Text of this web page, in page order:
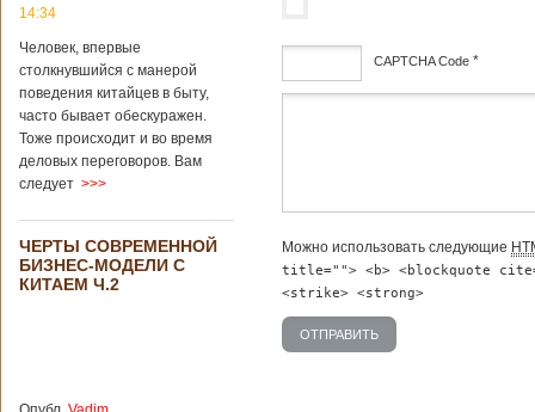
бирюзу, составляет
квадратных
километров.
Сообщается, что
рудник состоит из
функциональных
Подробнее...
Опубликовано
для туристов
вещи в Китае
Традиции и
образ жизни
жителей Китая
14:34
Человек, впервые
столкнувшийся с манерой
поведения китайцев в быту,
часто бывает обескуражен.
Тоже происходит и во время
деловых переговоров. Вам
следует >>>
ЧЕРТЫ СОВРЕМЕННОЙ
БИЗНЕС-МОДЕЛИ С
КИТАЕМ Ч.2
CAPTCHA Code *
Можно использовать следующие
title=""> <b> <blockquote
<strike> <strong>